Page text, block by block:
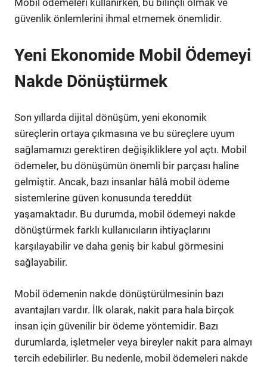
Mobil ödemeleri kullanırken, bu bilinçli olmak ve
güvenlik önlemlerini ihmal etmemek önemlidir.
Yeni Ekonomide Mobil Ödemeyi
Nakde Dönüştürmek
Son yıllarda dijital dönüşüm, yeni ekonomik
süreçlerin ortaya çıkmasına ve bu süreçlere uyum
sağlamamızı gerektiren değişikliklere yol açtı. Mobil
ödemeler, bu dönüşümün önemli bir parçası haline
gelmiştir. Ancak, bazı insanlar hâlâ mobil ödeme
sistemlerine güven konusunda tereddüt
yaşamaktadır. Bu durumda, mobil ödemeyi nakde
dönüştürmek farklı kullanıcıların ihtiyaçlarını
karşılayabilir ve daha geniş bir kabul görmesini
sağlayabilir.
Mobil ödemenin nakde dönüştürülmesinin bazı
avantajları vardır. İlk olarak, nakit para hala birçok
insan için güvenilir bir ödeme yöntemidir. Bazı
durumlarda, işletmeler veya bireyler nakit para almayı
tercih edebilirler. Bu nedenle, mobil ödemeleri nakde